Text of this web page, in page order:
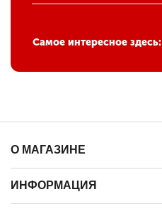
Самое интересное здесь:
О МАГАЗИНЕ
ИНФОРМАЦИЯ